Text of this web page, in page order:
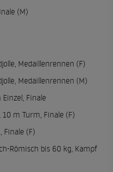
(M)
Medaillenrennen (F)
Medaillenrennen (M)
Finale
m Turm, Finale (F)
Finale (F)
Römisch bis 60 kg, Kampf